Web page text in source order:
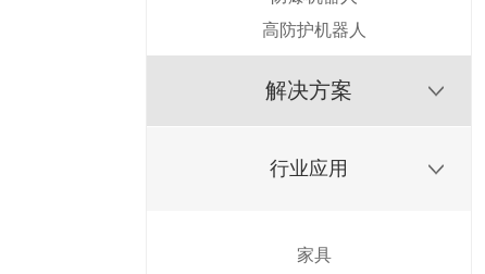
高防护机器人
解决方案
行业应用
家具